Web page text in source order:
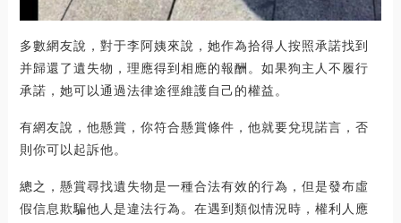
多數網友說，對于李阿姨來說，她作為拾得人按照承諾找到
并歸還了遺失物，理應得到相應的報酬。如果狗主人不履行
承諾，她可以通過法律途徑維護自己的權益。
有網友說，他懸賞，你符合懸賞條件，他就要兌現諾言，否
則你可以起訴他。
總之，懸賞尋找遺失物是一種合法有效的行為，但是發布虛
假信息欺騙他人是違法行為。在遇到類似情況時，權利人應